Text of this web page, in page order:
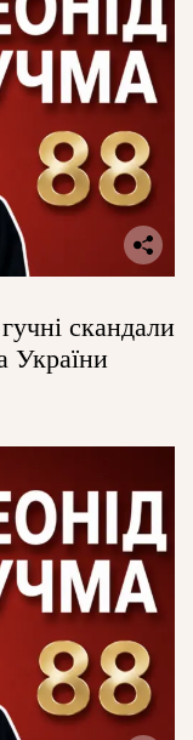
скандали
України